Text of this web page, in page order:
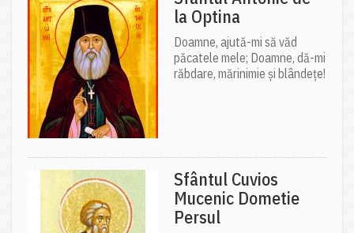
la Optina
Doamne, ajută-mi să văd
păcatele mele; Doamne, dă-mi
răbdare, mărinimie şi blândeţe!
Sfântul Cuvios
Mucenic Dometie
Persul